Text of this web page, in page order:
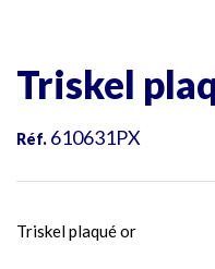
Triskel
Réf. 610631PX
Triskel plaqué or